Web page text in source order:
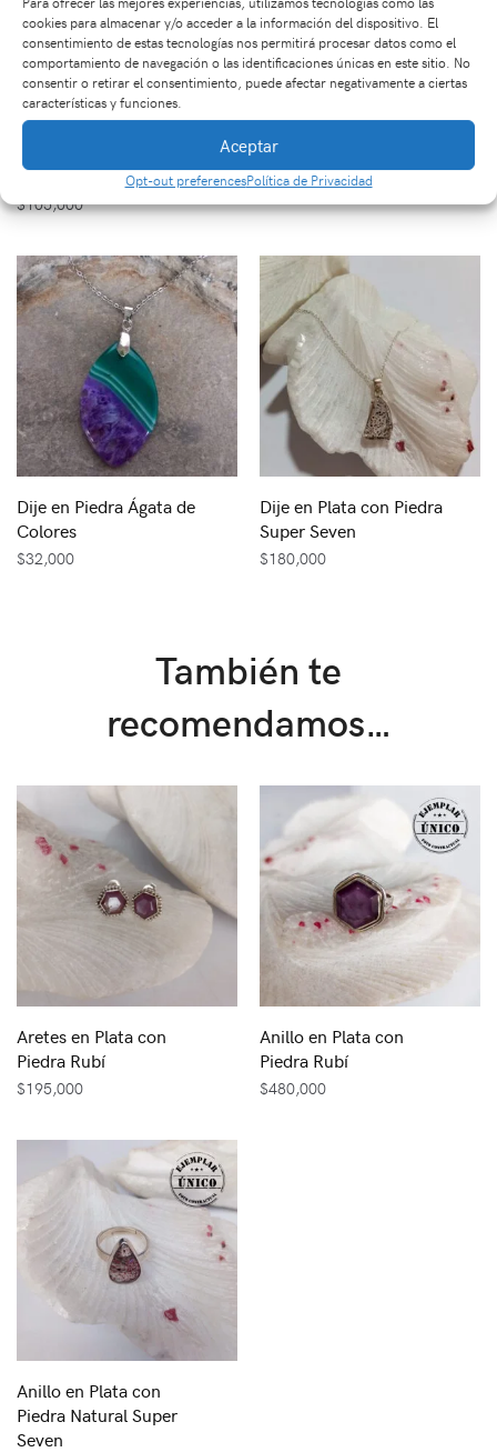
cookies para almacenar y/o acceder a la información del dispositivo. El
consentimiento de estas tecnologías nos permitirá procesar datos como el
comportamiento de navegación o las identificaciones únicas en este sitio. No
consentir o retirar el consentimiento, puede afectar negativamente a ciertas
características y funciones.
Aceptar
Opt-out preferencesPolítica de Privacidad
Pieza Pirámide en
CM
$105,000
Dije en Piedra Ágata de
Colores
$32,000
Dije en Piedra Ágata de
Colores
$32,000
Dije en Plata con Piedra
Super Seven
$180,000
También te
recomendamos…
Aretes en Plata con
Piedra Rubí
$195,000
Anillo en Plata con
Piedra Rubí
$480,000
Anillo en Plata con
Piedra Natural Super
Seven